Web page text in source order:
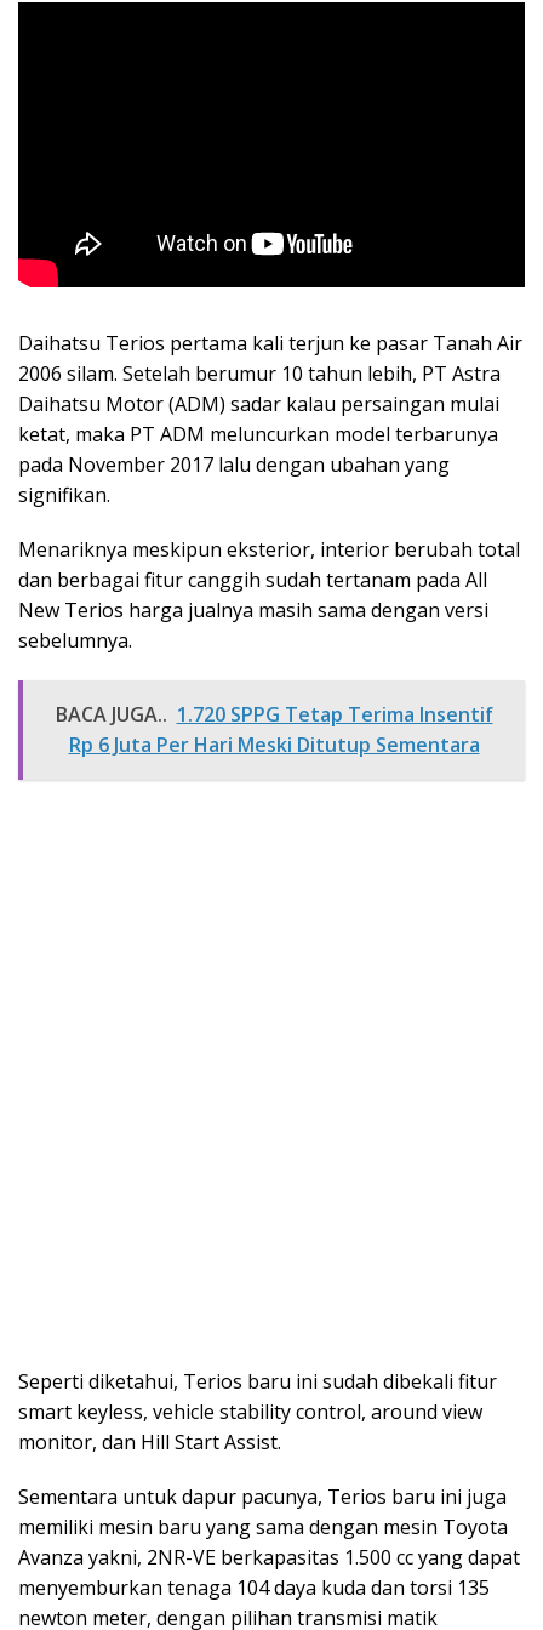
Daihatsu Terios pertama kali terjun ke pasar Tanah Air
2006 silam. Setelah berumur 10 tahun lebih, PT Astra
Daihatsu Motor (ADM) sadar kalau persaingan mulai
ketat, maka PT ADM meluncurkan model terbarunya
pada November 2017 lalu dengan ubahan yang
signifikan.
Menariknya meskipun eksterior, interior berubah total
dan berbagai fitur canggih sudah tertanam pada All
New Terios harga jualnya masih sama dengan versi
sebelumnya.
BACA JUGA.. 1.720 SPPG Tetap Terima Insentif
Rp 6 Juta Per Hari Meski Ditutup Sementara
Seperti diketahui, Terios baru ini sudah dibekali fitur
smart keyless, vehicle stability control, around view
monitor, dan Hill Start Assist.
Sementara untuk dapur pacunya, Terios baru ini juga
memiliki mesin baru yang sama dengan mesin Toyota
Avanza yakni, 2NR-VE berkapasitas 1.500 cc yang dapat
menyemburkan tenaga 104 daya kuda dan torsi 135
newton meter, dengan pilihan transmisi matik